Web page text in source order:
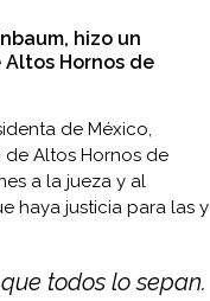
hizo un
Hornos de
de México,
Altos Hornos de
a la jueza y al
haya justicia para las y
todos lo sepan.